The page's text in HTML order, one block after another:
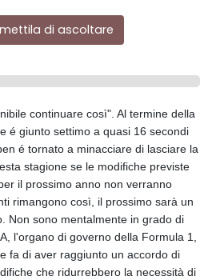
di ascoltare
continuare così". Al termine della
é giunto settimo a quasi 16 secondi
é tornato a minacciare di lasciare la
stagione se le modifiche previste
il prossimo anno non verranno
rimangono così, il prossimo sarà un
Non sono mentalmente in grado di
l'organo di governo della Formula 1,
fa di aver raggiunto un accordo di
che ridurrebbero la necessità di